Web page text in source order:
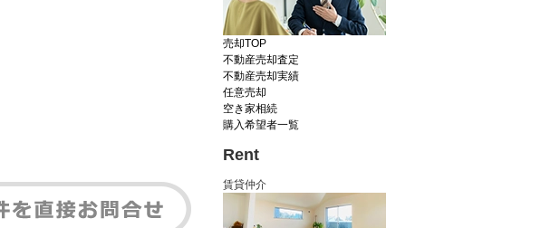
売却TOP
不動産売却査定
不動産売却実績
任意売却
空き家相続
購入希望者一覧
Rent
賃貸仲介